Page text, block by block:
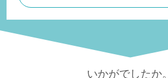
いかがでしたか。